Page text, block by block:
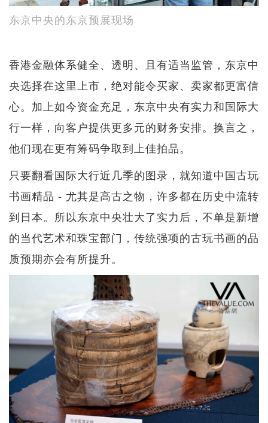
东京中央的东京预展现场
香港金融体系健全、透明、且有适当监管，东京中
央选择在这里上市，绝对能令买家、卖家都更富信
心。加上如今资金充足，东京中央有实力和国际大
行一样，向客户提供更多元的财务安排。换言之，
他们现在更有筹码争取到上佳拍品。
只要翻看国际大行近几季的图录，就知道中国古玩
书画精品 - 尤其是高古之物，许多都在历史中流转
到日本。所以东京中央壮大了实力后，不单是新增
的当代艺术和珠宝部门，传统强项的古玩书画的品
质预期亦会有所提升。